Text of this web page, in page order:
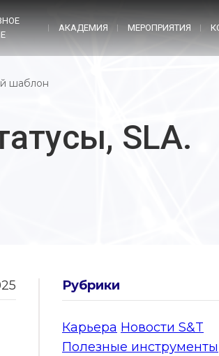
АКАДЕМИЯ МЕРОПРИЯТИЯ
шаблон
SLA.
Рубрики
Карьера Новости S&T
Полезные инструменты